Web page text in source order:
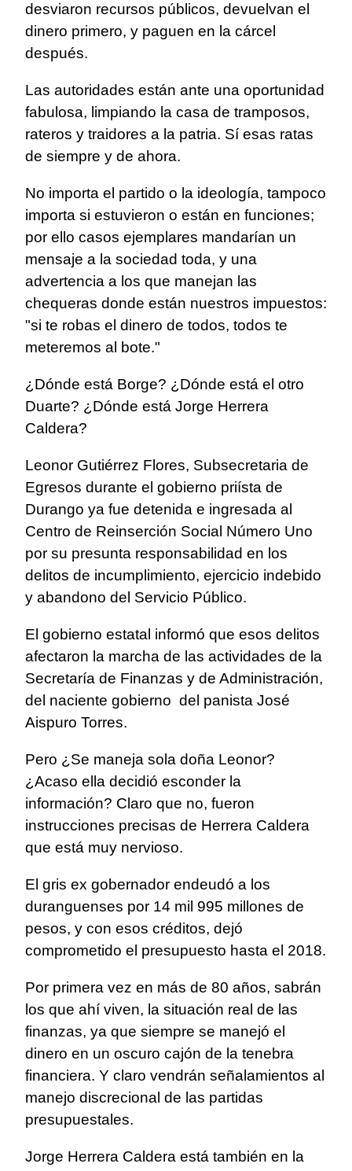
desviaron recursos públicos, devuelvan el
dinero primero, y paguen en la cárcel
después.
Las autoridades están ante una oportunidad
fabulosa, limpiando la casa de tramposos,
rateros y traidores a la patria. Sí esas ratas
de siempre y de ahora.
No importa el partido o la ideología, tampoco
importa si estuvieron o están en funciones;
por ello casos ejemplares mandarían un
mensaje a la sociedad toda, y una
advertencia a los que manejan las
chequeras donde están nuestros impuestos:
"si te robas el dinero de todos, todos te
meteremos al bote."
¿Dónde está Borge? ¿Dónde está el otro
Duarte? ¿Dónde está Jorge Herrera
Caldera?
Leonor Gutiérrez Flores, Subsecretaria de
Egresos durante el gobierno priísta de
Durango ya fue detenida e ingresada al
Centro de Reinserción Social Número Uno
por su presunta responsabilidad en los
delitos de incumplimiento, ejercicio indebido
y abandono del Servicio Público.
El gobierno estatal informó que esos delitos
afectaron la marcha de las actividades de la
Secretaría de Finanzas y de Administración,
del naciente gobierno del panista José
Aispuro Torres.
Pero ¿Se maneja sola doña Leonor?
¿Acaso ella decidió esconder la
información? Claro que no, fueron
instrucciones precisas de Herrera Caldera
que está muy nervioso.
El gris ex gobernador endeudó a los
duranguenses por 14 mil 995 millones de
pesos, y con esos créditos, dejó
comprometido el presupuesto hasta el 2018.
Por primera vez en más de 80 años, sabrán
los que ahí viven, la situación real de las
finanzas, ya que siempre se manejó el
dinero en un oscuro cajón de la tenebra
financiera. Y claro vendrán señalamientos al
manejo discrecional de las partidas
presupuestales.
Jorge Herrera Caldera está también en la